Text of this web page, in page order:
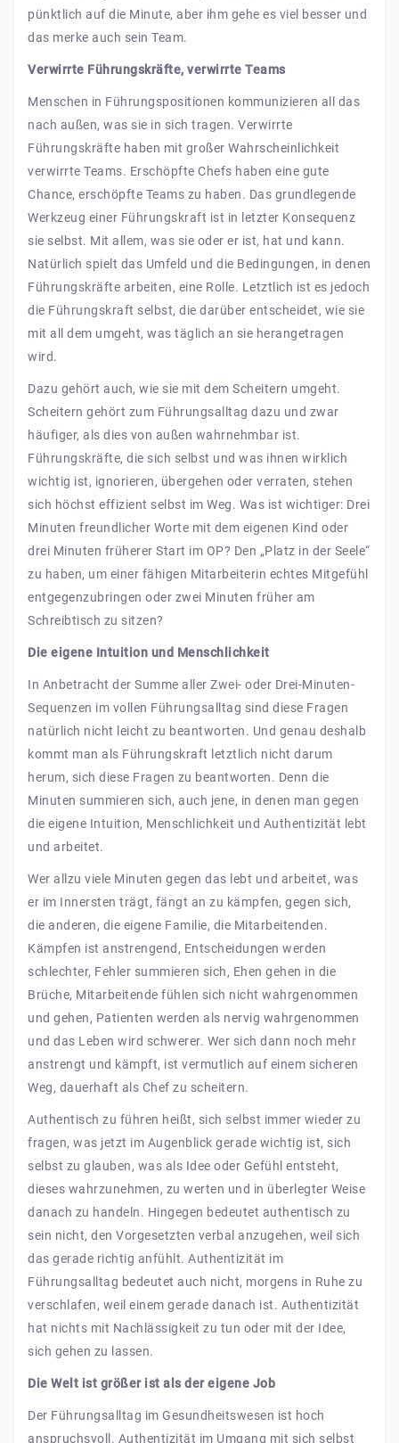
pünktlich auf die Minute, aber ihm gehe es viel besser und
das merke auch sein Team.
Verwirrte Führungskräfte, verwirrte Teams
Menschen in Führungspositionen kommunizieren all das
nach außen, was sie in sich tragen. Verwirrte
Führungskräfte haben mit großer Wahrscheinlichkeit
verwirrte Teams. Erschöpfte Chefs haben eine gute
Chance, erschöpfte Teams zu haben. Das grundlegende
Werkzeug einer Führungskraft ist in letzter Konsequenz
sie selbst. Mit allem, was sie oder er ist, hat und kann.
Natürlich spielt das Umfeld und die Bedingungen, in denen
Führungskräfte arbeiten, eine Rolle. Letztlich ist es jedoch
die Führungskraft selbst, die darüber entscheidet, wie sie
mit all dem umgeht, was täglich an sie herangetragen
wird.
Dazu gehört auch, wie sie mit dem Scheitern umgeht.
Scheitern gehört zum Führungsalltag dazu und zwar
häufiger, als dies von außen wahrnehmbar ist.
Führungskräfte, die sich selbst und was ihnen wirklich
wichtig ist, ignorieren, übergehen oder verraten, stehen
sich höchst effizient selbst im Weg. Was ist wichtiger: Drei
Minuten freundlicher Worte mit dem eigenen Kind oder
drei Minuten früherer Start im OP? Den „Platz in der Seele“
zu haben, um einer fähigen Mitarbeiterin echtes Mitgefühl
entgegenzubringen oder zwei Minuten früher am
Schreibtisch zu sitzen?
Die eigene Intuition und Menschlichkeit
In Anbetracht der Summe aller Zwei- oder Drei-Minuten-
Sequenzen im vollen Führungsalltag sind diese Fragen
natürlich nicht leicht zu beantworten. Und genau deshalb
kommt man als Führungskraft letztlich nicht darum
herum, sich diese Fragen zu beantworten. Denn die
Minuten summieren sich, auch jene, in denen man gegen
die eigene Intuition, Menschlichkeit und Authentizität lebt
und arbeitet.
Wer allzu viele Minuten gegen das lebt und arbeitet, was
er im Innersten trägt, fängt an zu kämpfen, gegen sich,
die anderen, die eigene Familie, die Mitarbeitenden.
Kämpfen ist anstrengend, Entscheidungen werden
schlechter, Fehler summieren sich, Ehen gehen in die
Brüche, Mitarbeitende fühlen sich nicht wahrgenommen
und gehen, Patienten werden als nervig wahrgenommen
und das Leben wird schwerer. Wer sich dann noch mehr
anstrengt und kämpft, ist vermutlich auf einem sicheren
Weg, dauerhaft als Chef zu scheitern.
Authentisch zu führen heißt, sich selbst immer wieder zu
fragen, was jetzt im Augenblick gerade wichtig ist, sich
selbst zu glauben, was als Idee oder Gefühl entsteht,
dieses wahrzunehmen, zu werten und in überlegter Weise
danach zu handeln. Hingegen bedeutet authentisch zu
sein nicht, den Vorgesetzten verbal anzugehen, weil sich
das gerade richtig anfühlt. Authentizität im
Führungsalltag bedeutet auch nicht, morgens in Ruhe zu
verschlafen, weil einem gerade danach ist. Authentizität
hat nichts mit Nachlässigkeit zu tun oder mit der Idee,
sich gehen zu lassen.
Die Welt ist größer ist als der eigene Job
Der Führungsalltag im Gesundheitswesen ist hoch
anspruchsvoll. Authentizität im Umgang mit sich selbst